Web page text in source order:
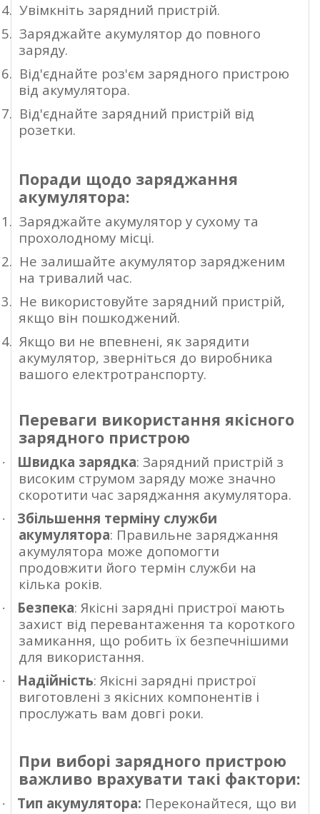
4. Увімкніть зарядний пристрій.
5. Заряджайте акумулятор до повного
заряду.
6. Від'єднайте роз'єм зарядного пристрою
від акумулятора.
7. Від'єднайте зарядний пристрій від
розетки.
Поради щодо заряджання
акумулятора:
1. Заряджайте акумулятор у сухому та
прохолодному місці.
2. Не залишайте акумулятор зарядженим
на тривалий час.
3. Не використовуйте зарядний пристрій,
якщо він пошкоджений.
4. Якщо ви не впевнені, як зарядити
акумулятор, зверніться до виробника
вашого електротранспорту.
Переваги використання якісного
зарядного пристрою
· Швидка зарядка: Зарядний пристрій з
високим струмом заряду може значно
скоротити час заряджання акумулятора.
·
Збільшення терміну служби
акумулятора: Правильне заряджання
акумулятора може допомогти
продовжити його термін служби на
кілька років.
· Безпека: Якісні зарядні пристрої мають
захист від перевантаження та короткого
замикання, що робить їх безпечнішими
для використання.
· Надійність: Якісні зарядні пристрої
виготовлені з якісних компонентів і
прослужать вам довгі роки.
При виборі зарядного пристрою
важливо врахувати такі фактори:
· Тип акумулятора: Переконайтеся, що ви